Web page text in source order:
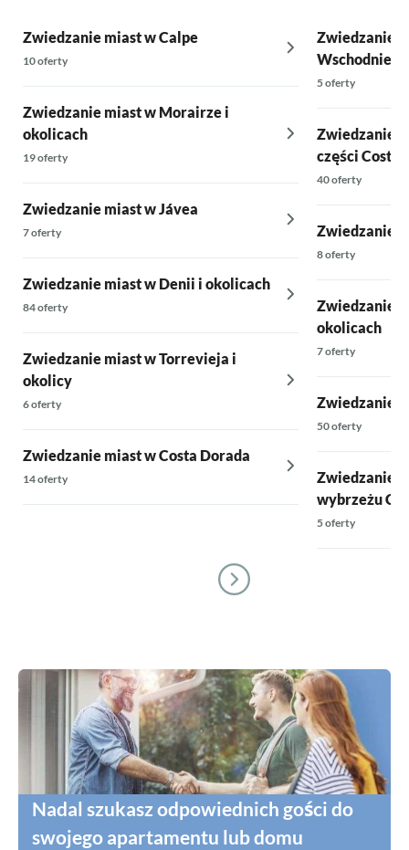
Zwiedzanie miast w Calpe
10 oferty
Zwiedzanie miast w Morairze i
okolicach
19 oferty
Zwiedzanie miast w Jávea
7 oferty
Zwiedzanie miast w Denii i okolicach
84 oferty
Zwiedzanie miast w Torrevieja i
okolicy
6 oferty
Zwiedzanie miast w Costa Dorada
14 oferty
Zwiedzanie
Wschodniej
5 oferty
Zwiedzanie
części Costa
40 oferty
Zwiedzanie
8 oferty
Zwiedzanie
okolicach
7 oferty
Zwiedzanie
50 oferty
Zwiedzanie
wybrzeżu
5 oferty
Nadal szukasz odpowiednich gości do
swojego apartamentu lub domu